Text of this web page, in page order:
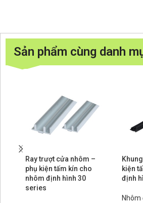
Sản phẩm cùng danh
Ray trượt cửa nhôm –
phụ kiện tấm kín cho
nhôm định hình 30
series
kiện
định
Nhôm